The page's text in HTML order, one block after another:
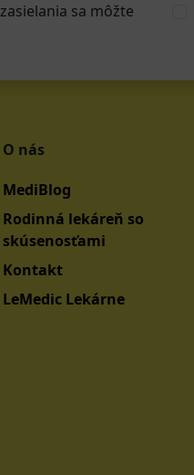
sa môžte
O nás
MediBlog
Rodinná lekáreň so
skúsenosťami
Kontakt
LeMedic Lekárne